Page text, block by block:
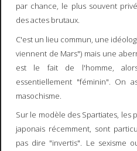
par chance, le plus souvent
des actes brutaux.
C'est un lieu commun, une
viennent de Mars") mais une
est le fait de l'homme,
essentiellement "féminin". On
masochisme.
Sur le modèle des Spartiates, les
japonais récemment, sont
pas dire "invertis". Le sexisme